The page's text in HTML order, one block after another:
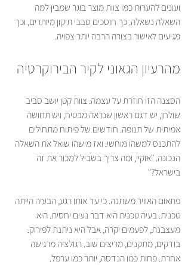
ועונים להערות כמו צוות מוצר בוגר שמבין למה
השאלה נשאלה. כך חוסכים סבבי תיקון מיותרים, וכך
מגיעים לאישור בצורה הרבה יותר צפויה.
מהרעיון הגאוני לקיר הבירוקרטיה
הסצנה הזו חוזרת על עצמה. צוות קטן יושב סביב
שולחן, יש דגם ראשון שנראה מבטיח, ויש תחושה
אמיתית של תנופה. חודשים של פיתוח מתחילים
להתכנס למשהו מוחשי. ואז מישהו שואל את השאלה
הנכונה. "אוקיי, ומה צריך בשביל למכור את זה
בישראל?"
פתאום האוויר משתנה. כי עד אותו רגע, הבעיה הייתה
טכנית. בעיה טכנית היא דבר נעים יחסית. היא
מעצבנת, לפעמים יקרה, אבל היא ניתנת לפירוק.
בודקים, מתקנים, מריצים שוב. רגולציה מרגישה
אחרת. פחות כמו הנדסה, יותר כמו ערפל.